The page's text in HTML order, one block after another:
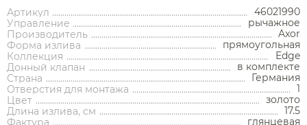
Аксессуары
Мебель для ванной
Смесители
Ершики
Полки и корзины
Полки для полотенец
Мебель для ванной комнаты
Гарнитуры
Тумбы под раковину
Смесители
Смесители для раковины
Смесители для раковины встраиваемые
Раковины
Смесители встраиваемые для душа и ванны
Смесители накладные для душа и ванны
Душевые стойки
Гигиенические души
Мойки и аксессуары
Кухонные мойки
Трапы и сливы
Артикул
46021990
Управление
рычажное
Производитель
Axor
Форма излива
прямоугольная
Коллекция
Edge
Донный клапан
в комплекте
Страна
Германия
Отверстия для монтажа
1
Цвет
золото
Длина излива, см
17.5
Фактура
глянцевая